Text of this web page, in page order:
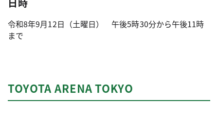
令和8年9月12日（土曜日） 午後5時30分から午後11時
まで
TOYOTA ARENA TOKYO